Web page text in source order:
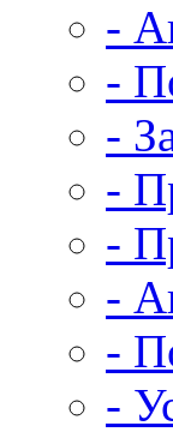
-
-
-
-
-
-
-
-